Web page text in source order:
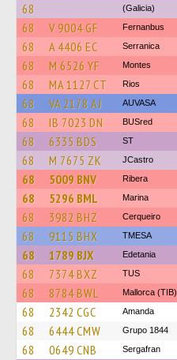
68 (Galicia)
68 V 9004 GF Fernanbus
68 A 4406 EC Serranica
68 M 6526 YF Montes
68 MA 1127 CT Rios
68 VA 2178 AJ AUVASA
68 IB 7023 DN BUSred
68 6335 BDS ST
68 M 7675 ZK JCastro
68 5009 BNV Ribera
68 5296 BML Marina
68 3982 BHZ Cerqueiro
68 9115 BHX TMESA
68 1789 BJX Edetania
68 7374 BXZ TUS
68 8784 BWL Mallorca (TIB)
68 2342 CGC Amanda
68 6444 CMW Grupo 1844
68 0649 CNB Sergafran